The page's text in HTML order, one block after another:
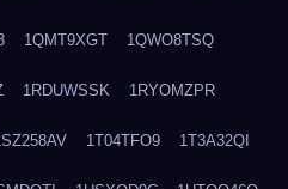
1QMT9XGT 1QWO8TSQ
1RDUWSSK 1RYOMZPR
1T04TFO9 1T3A32QI